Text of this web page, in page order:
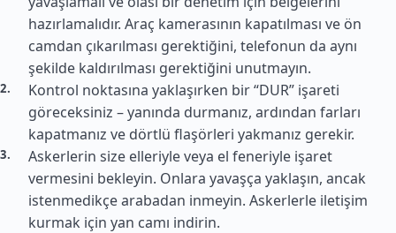
hazırlamalıdır. Araç kamerasının kapatılması ve ön
camdan çıkarılması gerektiğini, telefonun da aynı
şekilde kaldırılması gerektiğini unutmayın.
Kontrol noktasına yaklaşırken bir “DUR” işareti
göreceksiniz – yanında durmanız, ardından farları
kapatmanız ve dörtlü flaşörleri yakmanız gerekir.
Askerlerin size elleriyle veya el feneriyle işaret
vermesini bekleyin. Onlara yavaşça yaklaşın, ancak
istenmedikçe arabadan inmeyin. Askerlerle iletişim
kurmak için yan camı indirin.